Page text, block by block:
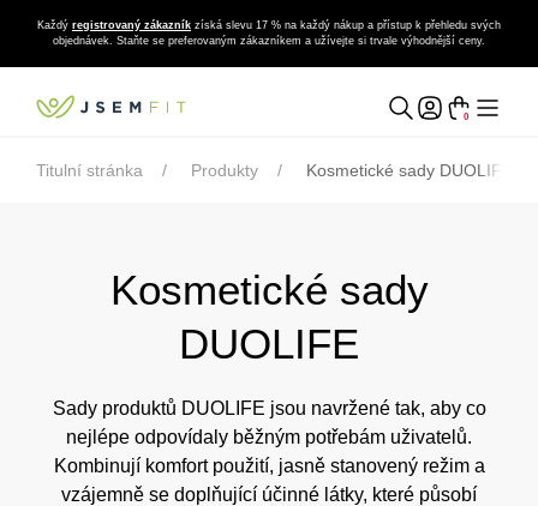
Každý registrovaný zákazník získá slevu 17 % na každý nákup a přístup k přehledu svých
objednávek. Staňte se preferovaným zákazníkem a užívejte si trvale výhodnější ceny.
0
Titulní stránka Produkty Kosmetické sady DUOLIFE
Kosmetické sady
DUOLIFE
Sady produktů DUOLIFE jsou navržené tak, aby co
nejlépe odpovídaly běžným potřebám uživatelů.
Kombinují komfort použití, jasně stanovený režim a
vzájemně se doplňující účinné látky, které působí